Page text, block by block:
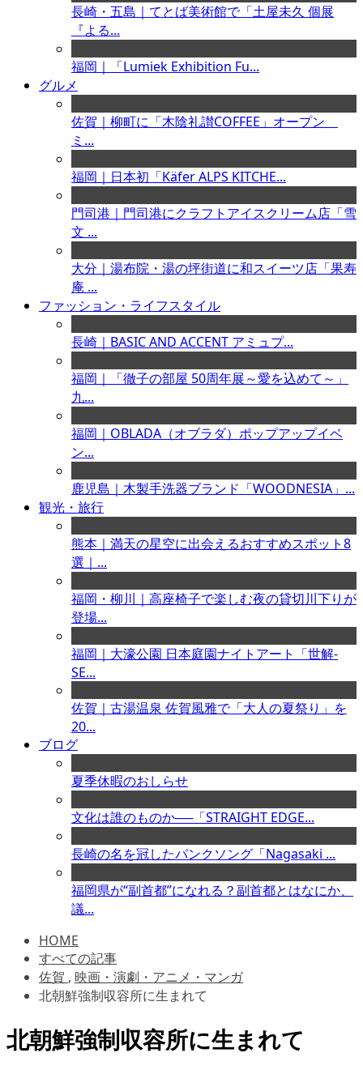
長崎・五島｜てとば美術館で「土屋未久 個展
『よる...
福岡｜「Lumiek Exhibition Fu...
グルメ
佐賀｜柳町に「木陰礼讃COFFEE」オープン
ミ...
福岡｜日本初「Käfer ALPS KITCHE...
門司港｜門司港にクラフトアイスクリーム店「雪
文 ...
大分｜湯布院・湯の坪街道に和スイーツ店「果寿
庵 ...
ファッション・ライフスタイル
長崎｜BASIC AND ACCENT アミュプ...
福岡｜「徹子の部屋 50周年展～愛を込めて～」
九...
福岡｜OBLADA（オブラダ）ポップアップイベ
ン...
鹿児島｜木製手洗器ブランド「WOODNESIA」...
観光・旅行
熊本｜満天の星空に出会えるおすすめスポット8
選｜...
福岡・柳川｜高座椅子で楽しむ夜の貸切川下りが
登場...
福岡｜大濠公園 日本庭園ナイトアート「世解-
SE...
佐賀｜古湯温泉 佐賀風雅で「大人の夏祭り」を
20...
ブログ
夏季休暇のおしらせ
文化は誰のものか──「STRAIGHT EDGE...
長崎の名を冠したパンクソング「Nagasaki ...
福岡県が“副首都”になれる？副首都とはなにか、
議...
HOME
すべての記事
佐賀 , 映画・演劇・アニメ・マンガ
北朝鮮強制収容所に生まれて
北朝鮮強制収容所に生まれて